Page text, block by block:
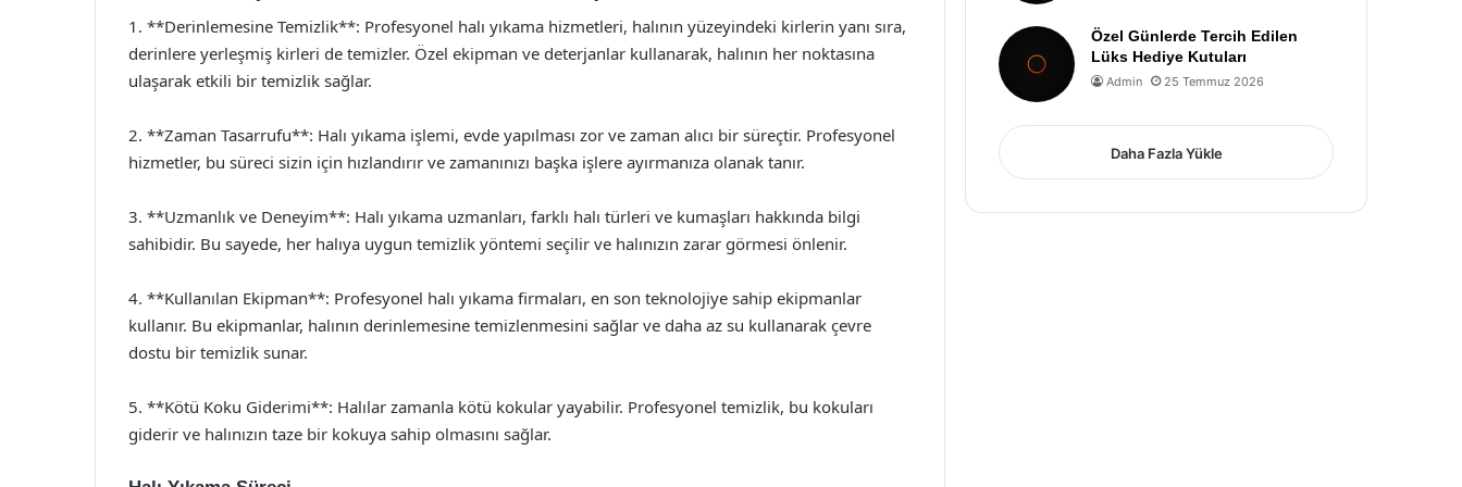
1. **Derinlemesine Temizlik**: Profesyonel halı yıkama hizmetleri, halının yüzeyindeki kirlerin yanı sıra,
derinlere yerleşmiş kirleri de temizler. Özel ekipman ve deterjanlar kullanarak, halının her noktasına
ulaşarak etkili bir temizlik sağlar.
2. **Zaman Tasarrufu**: Halı yıkama işlemi, evde yapılması zor ve zaman alıcı bir süreçtir. Profesyonel
hizmetler, bu süreci sizin için hızlandırır ve zamanınızı başka işlere ayırmanıza olanak tanır.
3. **Uzmanlık ve Deneyim**: Halı yıkama uzmanları, farklı halı türleri ve kumaşları hakkında bilgi
sahibidir. Bu sayede, her halıya uygun temizlik yöntemi seçilir ve halınızın zarar görmesi önlenir.
4. **Kullanılan Ekipman**: Profesyonel halı yıkama firmaları, en son teknolojiye sahip ekipmanlar
kullanır. Bu ekipmanlar, halının derinlemesine temizlenmesini sağlar ve daha az su kullanarak çevre
dostu bir temizlik sunar.
5. **Kötü Koku Giderimi**: Halılar zamanla kötü kokular yayabilir. Profesyonel temizlik, bu kokuları
giderir ve halınızın taze bir kokuya sahip olmasını sağlar.
Özel Günlerde Tercih Edilen
Lüks Hediye Kutuları
Admin 25 Temmuz 2026
Daha Fazla Yükle